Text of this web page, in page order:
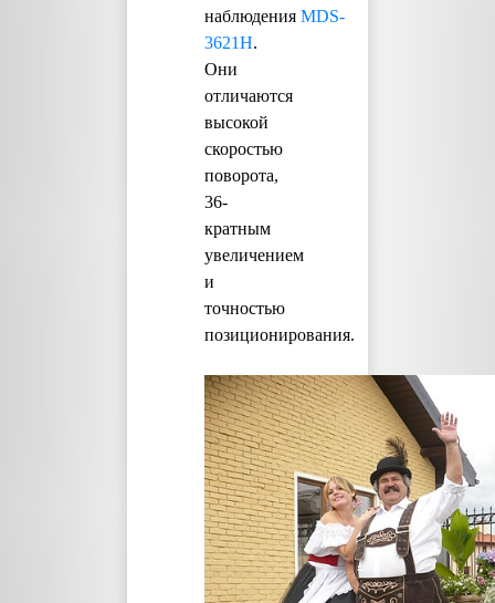
наблюдения MDS-
3621H.
Они
отличаются
высокой
скоростью
поворота,
36-
кратным
увеличением
и
точностью
позиционирования.